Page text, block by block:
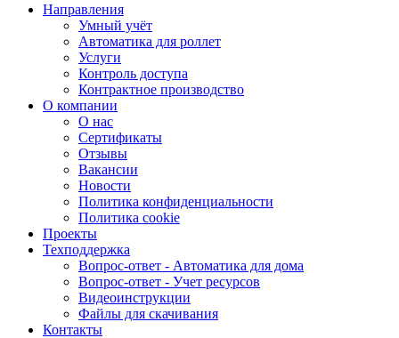
Направления
Умный учёт
Автоматика для роллет
Услуги
Контроль доступа
Контрактное производство
О компании
О нас
Сертификаты
Отзывы
Вакансии
Новости
Политика конфиденциальности
Политика cookie
Проекты
Техподдержка
Вопрос-ответ - Автоматика для дома
Вопрос-ответ - Учет ресурсов
Видеоинструкции
Файлы для скачивания
Контакты